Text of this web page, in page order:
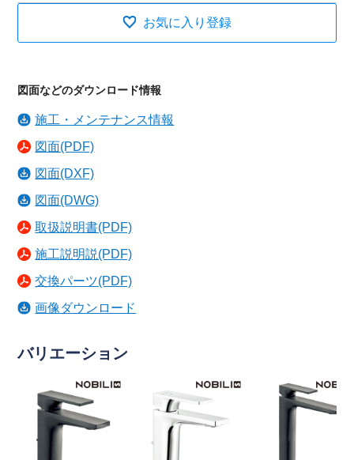
お気に入り登録
図面などのダウンロード情報
施工・メンテナンス情報
図面(PDF)
図面(DXF)
図面(DWG)
取扱説明書(PDF)
施工説明説(PDF)
交換パーツ(PDF)
画像ダウンロード
バリエーション